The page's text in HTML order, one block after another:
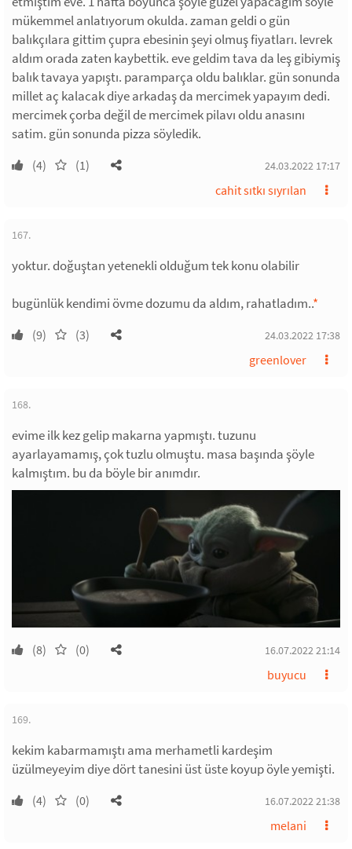
mükemmel anlatıyorum okulda. zaman geldi o gün
balıkçılara gittim çupra ebesinin şeyi olmuş fiyatları. levrek
aldım orada zaten kaybettik. eve geldim tava da leş gibiymiş
balık tavaya yapıştı. paramparça oldu balıklar. gün sonunda
millet aç kalacak diye arkadaş da mercimek yapayım dedi.
mercimek çorba değil de mercimek pilavı oldu anasını
satim. gün sonunda pizza söyledik.
(4) (1) 24.03.2022 17:17
cahit sıtkı sıyrılan
167.
yoktur. doğuştan yetenekli olduğum tek konu olabilir
bugünlük kendimi övme dozumu da aldım, rahatladım..*
(9) (3) 24.03.2022 17:38
greenlover
168.
evime ilk kez gelip makarna yapmıştı. tuzunu
ayarlayamamış, çok tuzlu olmuştu. masa başında şöyle
kalmıştım. bu da böyle bir anımdır.
(8) (0) 16.07.2022 21:14
buyucu
169.
kekim kabarmamıştı ama merhametli kardeşim
üzülmeyeyim diye dört tanesini üst üste koyup öyle yemişti.
(4) (0) 16.07.2022 21:38
melani